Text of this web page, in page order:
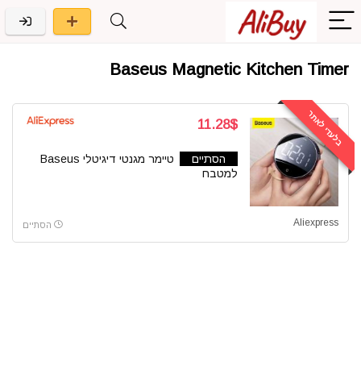
Baseus Magnetic Kitchen Timer
בלעדי לאתר 11.28$
הסתיים
טיימר מגנטי דיגיטלי Baseus
למטבח
Aliexpress הסתיים